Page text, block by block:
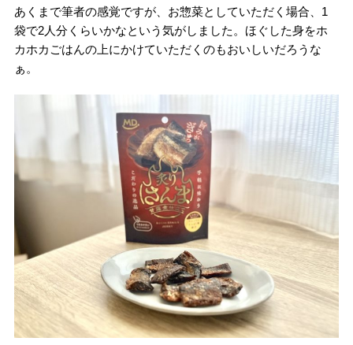
あくまで筆者の感覚ですが、お惣菜としていただく場合、1
袋で2人分くらいかなという気がしました。ほぐした身をホ
カホカごはんの上にかけていただくのもおいしいだろうな
ぁ。